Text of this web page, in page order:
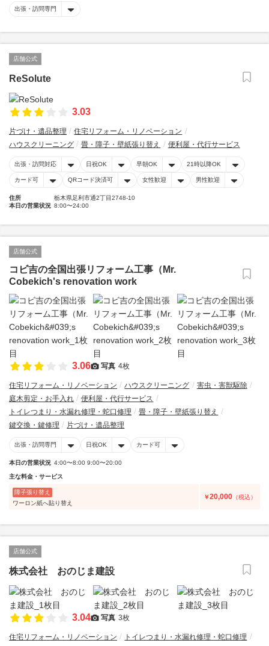
出張・訪問専門
店舗公式
ReSolute
3.03
片づけ・遺品整理
住宅リフォーム・リノベーション
ハウスクリーニング
畳・障子・壁紙張り替え 便利屋・代行サービス
出張・訪問対応 日祝OK 早朝OK 21時以降OK
カード可 QRコード決済可 女性歓迎 男性歓迎
住所
栃木県足利市通2丁目2748-10
本日の営業状況 8:00〜24:00
店舗公式
コビ吉の全国出張リフォーム工事（Mr.
Cobekich's renovation work
3.06 写真 4枚
住宅リフォーム・リノベーション ハウスクリーニング
害虫・害獣駆除
庭木剪定・お手入れ
便利屋・代行サービス
トイレつまり・水漏れ修理・蛇口修理
畳・障子・壁紙張り替え
鍵交換・鍵修理
片づけ・遺品整理
出張・訪問専門 日祝OK カード可
本日の営業状況 4:00〜8:00 9:00〜20:00
主な料金・サービス
障子張り替え
ワーロン紙へ貼り替え
￥20,000 （税込）
店舗公式
株式会社 おのじま建設
3.04 写真 3枚
住宅リフォーム・リノベーション トイレつまり・水漏れ修理・蛇口修理